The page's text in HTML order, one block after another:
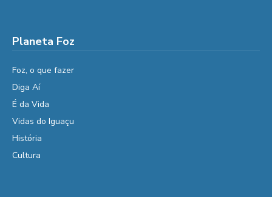
Planeta Foz
Foz, o que fazer
Diga Aí
É da Vida
Vidas do Iguaçu
História
Cultura